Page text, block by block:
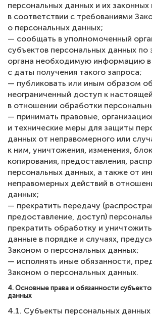
персональных данных и их законных
в соответствии с требованиями
о персональных данных;
— сообщать в уполномоченный
субъектов персональных данных по
органа необходимую информацию в
с даты получения такого запроса;
— публиковать или иным образом
неограниченный доступ к
в отношении обработки
— принимать правовые,
и технические меры для защиты
данных от неправомерного или
к ним, уничтожения, изменения,
копирования, предоставления,
персональных данных, а также от
неправомерных действий в
данных;
— прекратить передачу
предоставление, доступ)
прекратить обработку и
данные в порядке и случаях,
Законом о персональных данных;
— исполнять иные обязанности,
Законом о персональных данных.
4. Основные права и обязанности
данных
4.1. Субъекты персональных